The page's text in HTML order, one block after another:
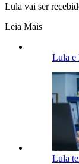
Lula vai ser
Leia Mais
Lula e
Lula